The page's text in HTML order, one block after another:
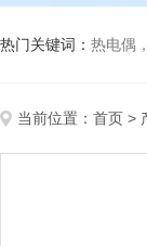
热门关键词： 热电偶
当前位置： 首页 >